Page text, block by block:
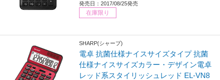
発売日：2017/08/25発売
在庫限り
SHARP(シャープ)
電卓 抗菌仕様ナイスサイズタイプ 抗菌
仕様ナイスサイズカラー・デザイン電卓
レッド系スタイリッシュレッド EL-VN8